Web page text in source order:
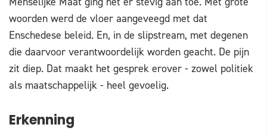
woorden werd de vloer aangeveegd met dat
Enschedese beleid. En, in de slipstream, met degenen
die daarvoor verantwoordelijk worden geacht. De pijn
zit diep. Dat maakt het gesprek erover - zowel politiek
als maatschappelijk - heel gevoelig.
Erkenning